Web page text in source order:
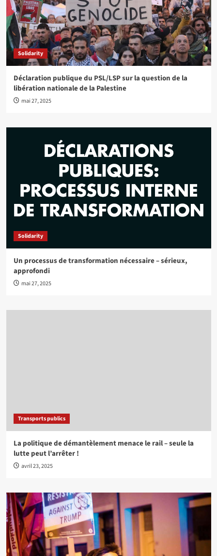
Solidarity
Déclaration publique du PSL/LSP sur la question de la
libération nationale de la Palestine
mai 27, 2025
Solidarity
Un processus de transformation nécessaire – sérieux,
approfondi
mai 27, 2025
Transports publics
La politique de démantèlement menace le rail – seule la
lutte peut l’arrêter !
avril 23, 2025